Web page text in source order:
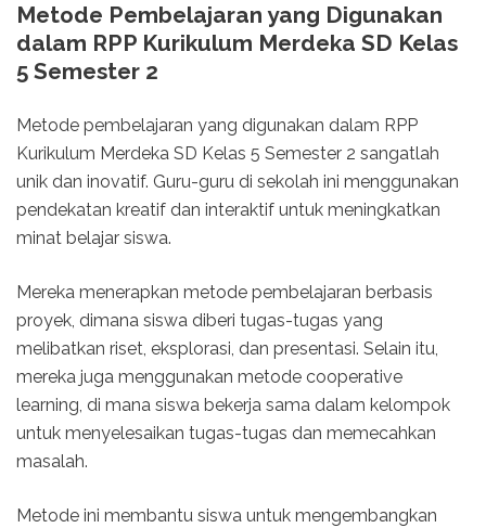
Metode Pembelajaran yang Digunakan
dalam RPP Kurikulum Merdeka SD Kelas
5 Semester 2
Metode pembelajaran yang digunakan dalam RPP
Kurikulum Merdeka SD Kelas 5 Semester 2 sangatlah
unik dan inovatif. Guru-guru di sekolah ini menggunakan
pendekatan kreatif dan interaktif untuk meningkatkan
minat belajar siswa.
Mereka menerapkan metode pembelajaran berbasis
proyek, dimana siswa diberi tugas-tugas yang
melibatkan riset, eksplorasi, dan presentasi. Selain itu,
mereka juga menggunakan metode cooperative
learning, di mana siswa bekerja sama dalam kelompok
untuk menyelesaikan tugas-tugas dan memecahkan
masalah.
Metode ini membantu siswa untuk mengembangkan